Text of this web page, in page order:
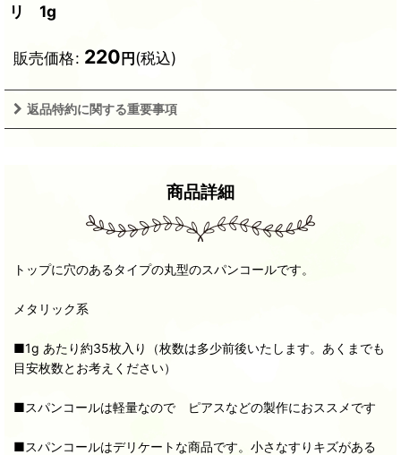
リ 1g
販売価格: 220円(税込)
返品特約に関する重要事項
商品詳細
トップに穴のあるタイプの丸型のスパンコールです。
メタリック系
■1g あたり約35枚入り（枚数は多少前後いたします。あくまでも
目安枚数とお考えください）
■スパンコールは軽量なので ピアスなどの製作におススメです
■スパンコールはデリケートな商品です。小さなすりキズがある